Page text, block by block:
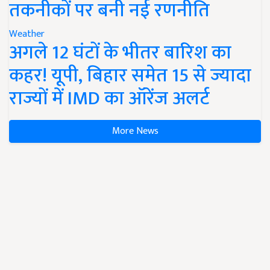
तकनीकों पर बनी नई रणनीति
Weather
अगले 12 घंटों के भीतर बारिश का
कहर! यूपी, बिहार समेत 15 से ज्यादा
राज्यों में IMD का ऑरेंज अलर्ट
More News